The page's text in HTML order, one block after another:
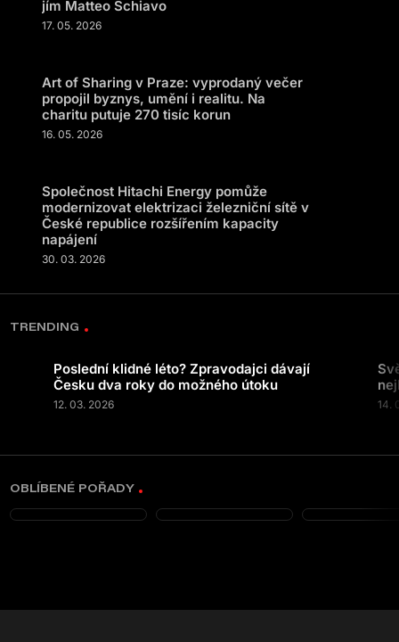
jím Matteo Schiavo
17. 05. 2026
Art of Sharing v Praze: vyprodaný večer
propojil byznys, umění i realitu. Na
charitu putuje 270 tisíc korun
16. 05. 2026
Společnost Hitachi Energy pomůže
modernizovat elektrizaci železniční sítě v
České republice rozšířením kapacity
napájení
30. 03. 2026
TRENDING
Poslední klidné léto? Zpravodajci dávají
Česku dva roky do možného útoku
12. 03. 2026 14.
OBLÍBENÉ POŘADY